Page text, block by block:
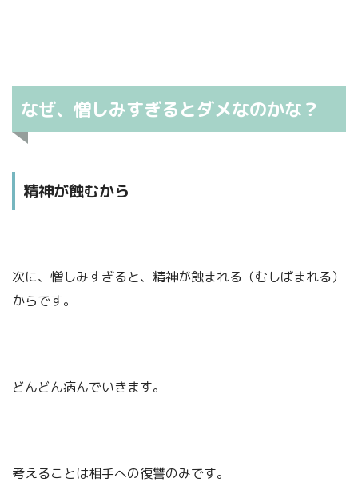
なぜ、憎しみすぎるとダメなのかな？
精神が蝕むから
次に、憎しみすぎると、精神が蝕まれる（むしばまれる）
からです。
どんどん病んでいきます。
考えることは相手への復讐のみです。